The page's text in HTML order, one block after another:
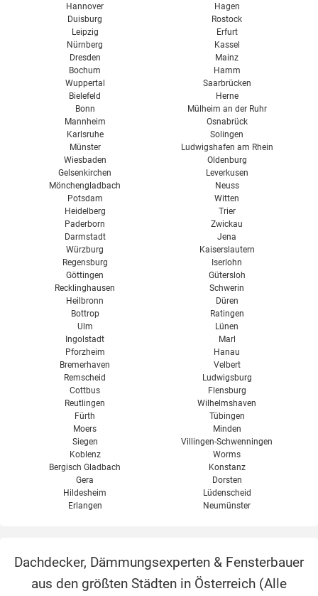
Hannover
Duisburg
Leipzig
Nürnberg
Dresden
Bochum
Wuppertal
Bielefeld
Bonn
Mannheim
Karlsruhe
Münster
Wiesbaden
Gelsenkirchen
Mönchengladbach
Hagen
Rostock
Erfurt
Kassel
Mainz
Hamm
Saarbrücken
Herne
Mülheim an der Ruhr
Osnabrück
Solingen
Ludwigshafen am Rhein
Oldenburg
Leverkusen
Neuss
Potsdam
Heidelberg
Paderborn
Darmstadt
Würzburg
Regensburg
Göttingen
Recklinghausen
Heilbronn
Bottrop
Ulm
Ingolstadt
Pforzheim
Bremerhaven
Remscheid
Cottbus
Reutlingen
Fürth
Moers
Siegen
Koblenz
Bergisch Gladbach
Gera
Hildesheim
Erlangen
Witten
Trier
Zwickau
Jena
Kaiserslautern
Iserlohn
Gütersloh
Schwerin
Düren
Ratingen
Lünen
Marl
Hanau
Velbert
Ludwigsburg
Flensburg
Wilhelmshaven
Tübingen
Minden
Villingen-Schwenningen
Worms
Konstanz
Dorsten
Lüdenscheid
Neumünster
Dachdecker, Dämmungsexperten & Fensterbauer
aus den größten Städten in Österreich (Alle